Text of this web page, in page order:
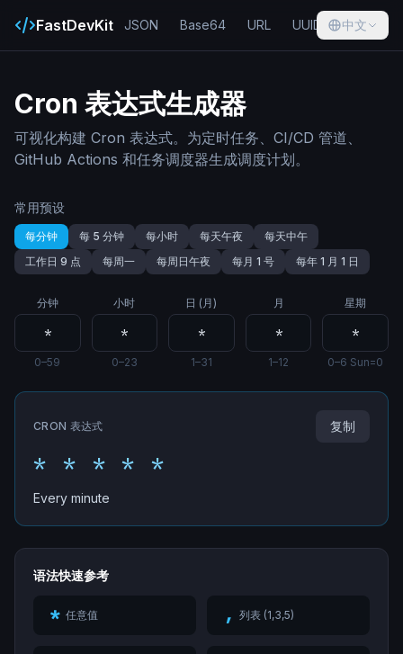
FastDevKit JSON Base64 URL UUID Hash
中文
Cron 表达式生成器
可视化构建 Cron 表达式。为定时任务、CI/CD 管道、
GitHub Actions 和任务调度器生成调度计划。
常用预设
每分钟 每 5 分钟 每小时 每天午夜
每天中午
工作日 9 点
每周一 每周日午夜 每月 1 号 每年 1 月 1 日
分钟
0–59
小时
0–23
日 (月)
1–31
月
1–12
星期
0–6 Sun=0
CRON 表达式 复制
* * * * *
Every minute
语法快速参考
* 任意值 , 列表 (1,3,5)